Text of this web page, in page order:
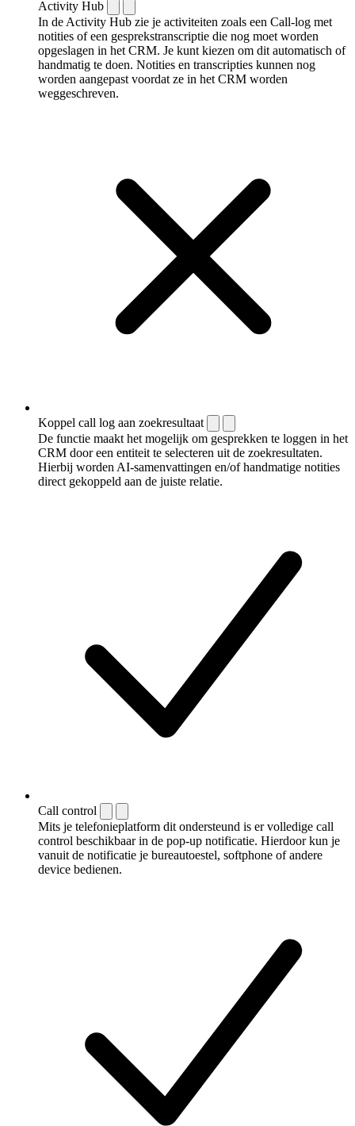
Activity Hub
In de Activity Hub zie je activiteiten zoals een Call-log met
notities of een gespreks­transcriptie die nog moet worden
opgeslagen in het CRM. Je kunt kiezen om dit automatisch of
handmatig te doen. Notities en transcripties kunnen nog
worden aangepast voordat ze in het CRM worden
weggeschreven.
Koppel call log aan zoekresultaat
De functie maakt het mogelijk om gesprekken te loggen in het
CRM door een entiteit te selecteren uit de zoekresultaten.
Hierbij worden AI-samenvattingen en/of handmatige notities
direct gekoppeld aan de juiste relatie.
Call control
Mits je telefonieplatform dit ondersteund is er volledige call
control beschikbaar in de pop-up notificatie. Hierdoor kun je
vanuit de notificatie je bureautoestel, softphone of andere
device bedienen.